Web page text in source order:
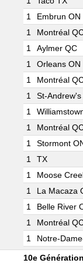
1
Embrun ON
1
Montréal
1
Aylmer QC
1
Orleans ON
1
Montréal
1
St-Andrew's
1
1
Montréal
1
Stormont
1
TX
1
Moose
1
La Macaza
1
Belle River
1
Montréal
1
Notre-
10e Génération